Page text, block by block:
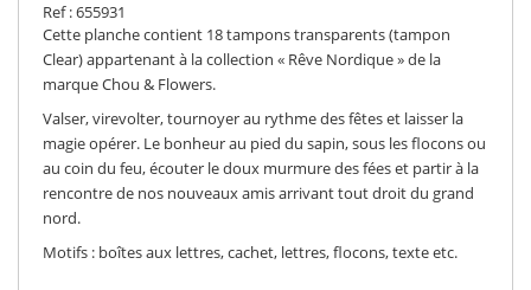
Ref : 655931
Cette planche contient 18 tampons transparents (tampon
Clear) appartenant à la collection « Rêve Nordique » de la
marque Chou & Flowers.
Valser, virevolter, tournoyer au rythme des fêtes et laisser la
magie opérer. Le bonheur au pied du sapin, sous les flocons ou
au coin du feu, écouter le doux murmure des fées et partir à la
rencontre de nos nouveaux amis arrivant tout droit du grand
nord.
Motifs : boîtes aux lettres, cachet, lettres, flocons, texte etc.